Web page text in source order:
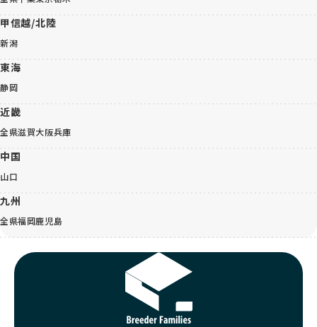
甲信越/北陸
新潟
東海
静岡
近畿
全県滋賀大阪兵庫
中国
山口
九州
全県福岡鹿児島